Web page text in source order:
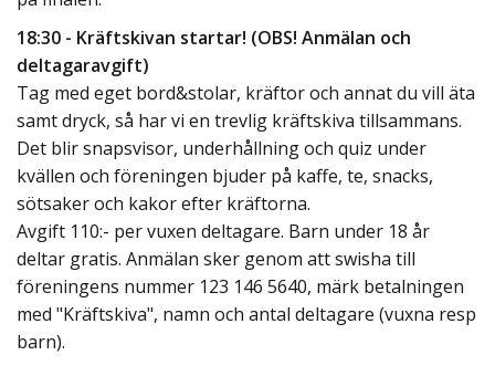
18:30 - Kräftskivan startar! (OBS! Anmälan och
deltagaravgift)
Tag med eget bord&stolar, kräftor och annat du vill äta
samt dryck, så har vi en trevlig kräftskiva tillsammans.
Det blir snapsvisor, underhållning och quiz under
kvällen och föreningen bjuder på kaffe, te, snacks,
sötsaker och kakor efter kräftorna.
Avgift 110:- per vuxen deltagare. Barn under 18 år
deltar gratis. Anmälan sker genom att swisha till
föreningens nummer 123 146 5640, märk betalningen
med "Kräftskiva", namn och antal deltagare (vuxna resp
barn).